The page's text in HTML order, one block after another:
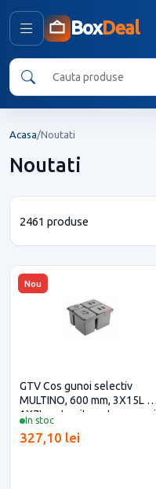
BoxDeal
Acasa/Noutati
Noutati
2461 produse
Nou
In stoc
GTV Cos gunoi selectiv
MULTINO, 600 mm, 3X15L +
1X7L, antracit pentru casa si
327,10 lei